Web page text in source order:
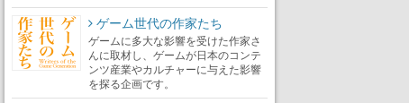
ゲーム世代の作家たち
ゲームに多大な影響を受けた作家さ
んに取材し、ゲームが日本のコンテ
ンツ産業やカルチャーに与えた影響
を探る企画です。